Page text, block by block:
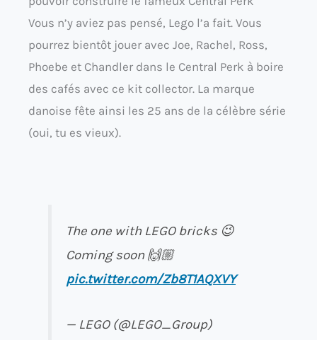
Vous n’y aviez pas pensé, Lego l’a fait. Vous
pourrez bientôt jouer avec Joe, Rachel, Ross,
Phoebe et Chandler dans le Central Perk à boire
des cafés avec ce kit collector. La marque
danoise fête ainsi les 25 ans de la célèbre série
(oui, tu es vieux).
The one with LEGO bricks 😉
Coming soon 🙌🏼
pic.twitter.com/Zb8T1AQXVY
— LEGO (@LEGO_Group)